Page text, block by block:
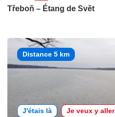
Třeboň – Étang de Svět
Distance 5 km
J'étais là Je veux y aller